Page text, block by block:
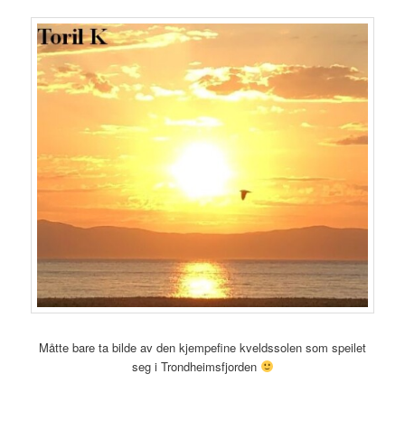
Måtte bare ta bilde av den kjempefine kveldssolen som speilet
seg i Trondheimsfjorden